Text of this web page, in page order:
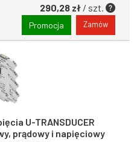
290,28 zł / szt.
Promocja Zamów
U-TRANSDUCER
prądowy i napięciowy